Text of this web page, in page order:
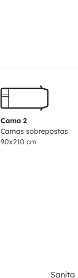
Cama 2
Camas sobrepostas
90x210 cm
Sanita